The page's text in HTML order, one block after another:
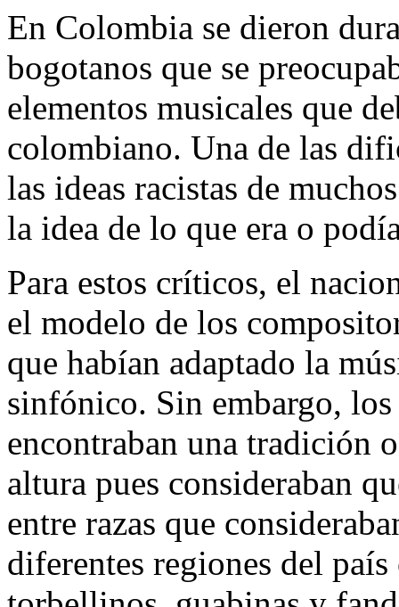
En Colombia se dieron
bogotanos que se
elementos musicales que
colombiano. Una de las
las ideas racistas de
la idea de lo que era o
Para estos críticos, el
el modelo de los
que habían adaptado la
sinfónico. Sin embargo,
encontraban una tradición
altura pues consideraban
entre razas que
diferentes regiones del